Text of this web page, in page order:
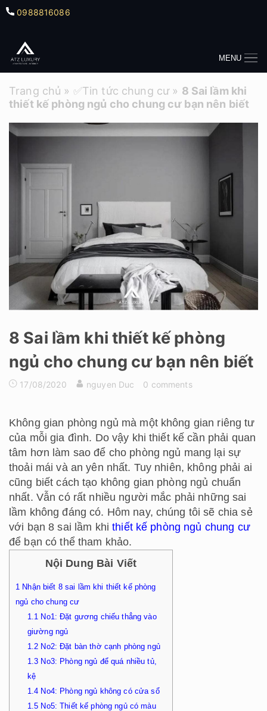
0988816086
MENU
Trang chủ » ✅Tin tức chung cư» 8 Sai lầm khi
thiết kế phòng ngủ cho chung cư bạn nên biết
8 Sai lầm khi thiết kế phòng
ngủ cho chung cư bạn nên biết
17/08/2020 nguyen Duc 0 comments
Không gian phòng ngủ mà một không gian riêng tư
của mỗi gia đình. Do vậy khi thiết kế cần phải quan
tâm hơn làm sao để cho phòng ngủ mang lại sự
thoải mái và an yên nhất. Tuy nhiên, không phải ai
cũng biết cách tạo không gian phòng ngủ chuẩn
nhất. Vẫn có rất nhiều người mắc phải những sai
lầm không đáng có. Hôm nay, chúng tôi sẽ chia sẻ
với bạn 8 sai lầm khithiết kế phòng ngủ chung cư
để bạn có thể tham khảo.
Nội Dung Bài Viết
1 Nhận biết 8 sai lầm khi thiết kế phòng
ngủ cho chung cư
1.1 No1: Đặt gương chiếu thẳng vào
giường ngủ
1.2 No2: Đặt bàn thờ cạnh phòng ngủ
1.3 No3: Phòng ngủ để quá nhiều tủ,
kệ
1.4 No4: Phòng ngủ không có cửa sổ
1.5 No5: Thiết kế phòng ngủ có màu